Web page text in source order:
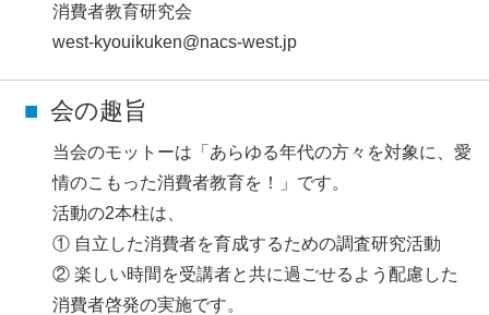
消費者教育研究会
west-kyouikuken@nacs-west.jp
会の趣旨
当会のモットーは「あらゆる年代の方々を対象に、愛
情のこもった消費者教育を！」です。
活動の2本柱は、
① 自立した消費者を育成するための調査研究活動
② 楽しい時間を受講者と共に過ごせるよう配慮した
消費者啓発の実施です。